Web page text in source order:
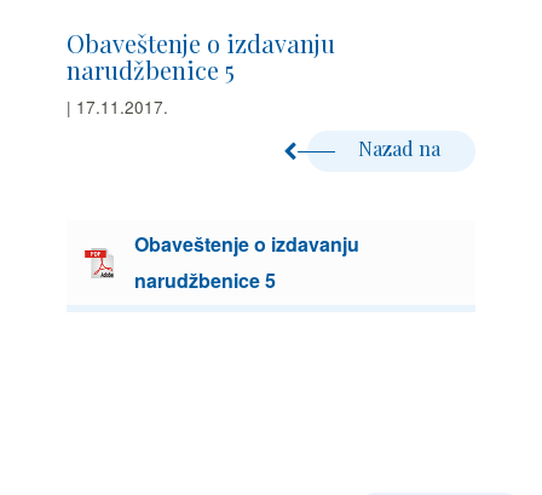
Obaveštenje o izdavanju
narudžbenice 5
| 17.11.2017.
Nazad na
Obaveštenje o izdavanju
narudžbenice 5